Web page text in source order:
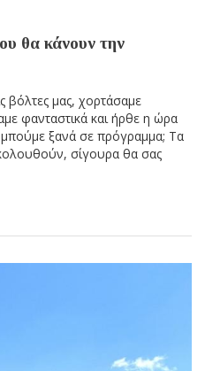
θα κάνουν την
βόλτες μας, χορτάσαμε
φανταστικά και ήρθε η ώρα
ξανά σε πρόγραμμα; Τα
σίγουρα θα σας